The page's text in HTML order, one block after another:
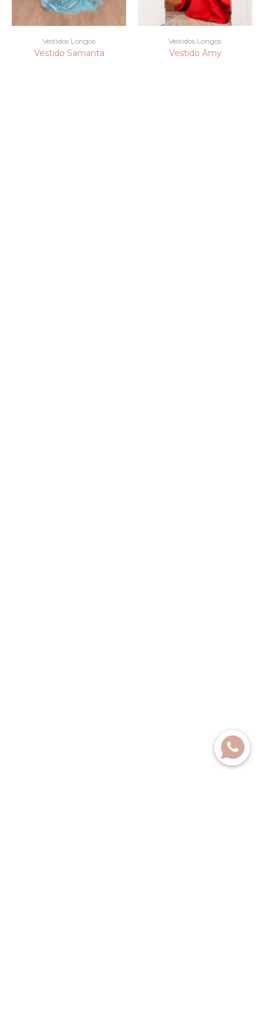
Vestidos Longos
Vestido Samanta
Vestidos Longos
Vestido Amy